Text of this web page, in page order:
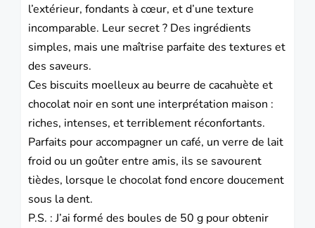
l’extérieur, fondants à cœur, et d’une texture
incomparable. Leur secret ? Des ingrédients
simples, mais une maîtrise parfaite des textures et
des saveurs.
Ces biscuits moelleux au beurre de cacahuète et
chocolat noir en sont une interprétation maison :
riches, intenses, et terriblement réconfortants.
Parfaits pour accompagner un café, un verre de lait
froid ou un goûter entre amis, ils se savourent
tièdes, lorsque le chocolat fond encore doucement
sous la dent.
P.S. : J’ai formé des boules de 50 g pour obtenir